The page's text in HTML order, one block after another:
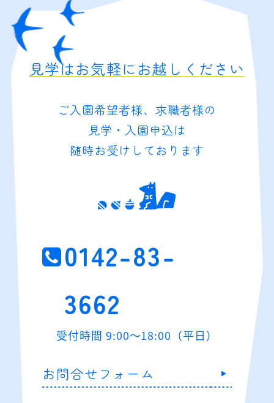
見学はお気軽にお越しください
ご入園希望者様、求職者様の
見学・入園申込は
随時お受けしております
0142-83-
3662
受付時間 9:00～18:00（平日）
お問合せフォーム